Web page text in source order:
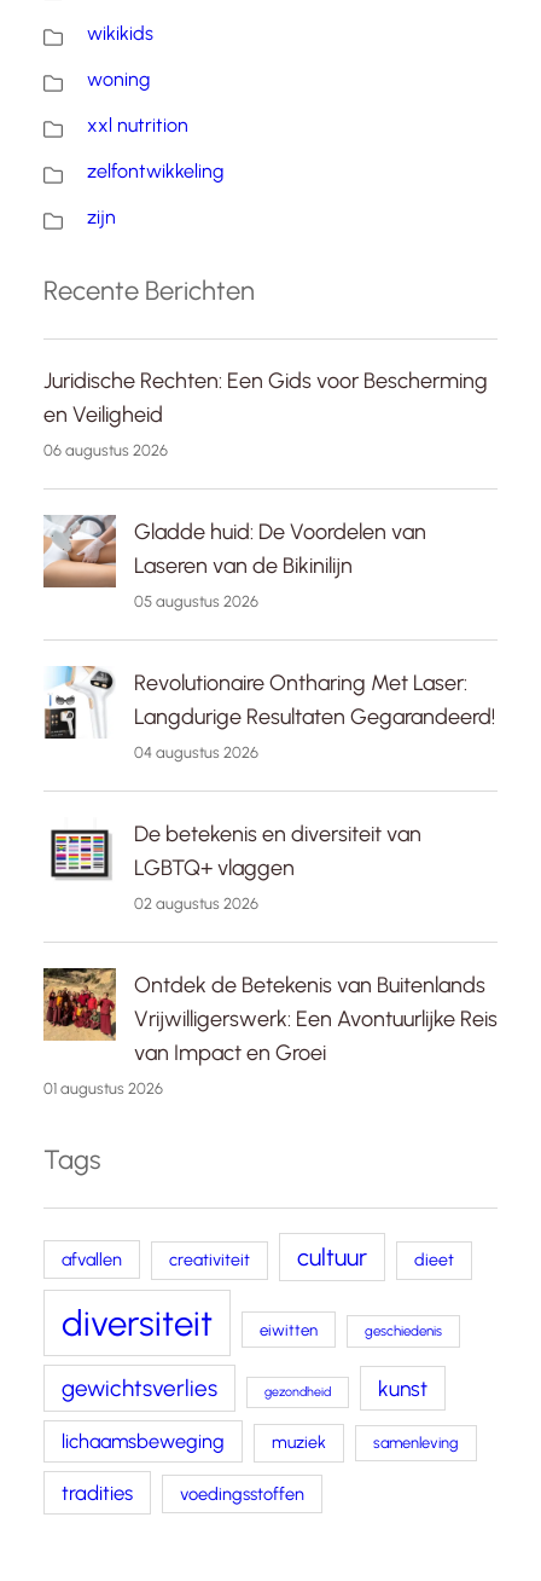
wikikids
woning
xxl nutrition
zelfontwikkeling
zijn
Recente Berichten
Juridische Rechten: Een Gids voor Bescherming
en Veiligheid
06 augustus 2026
Gladde huid: De Voordelen van
Laseren van de Bikinilijn
05 augustus 2026
Revolutionaire Ontharing Met Laser:
Langdurige Resultaten Gegarandeerd!
04 augustus 2026
De betekenis en diversiteit van
LGBTQ+ vlaggen
02 augustus 2026
Ontdek de Betekenis van Buitenlands
Vrijwilligerswerk: Een Avontuurlijke Reis
van Impact en Groei
01 augustus 2026
Tags
afvallen creativiteit cultuur dieet
diversiteit eiwitten geschiedenis
gewichtsverlies gezondheid kunst
lichaamsbeweging muziek samenleving
tradities voedingsstoffen